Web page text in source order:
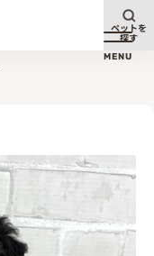
メニ
MENU
ペットを
探す